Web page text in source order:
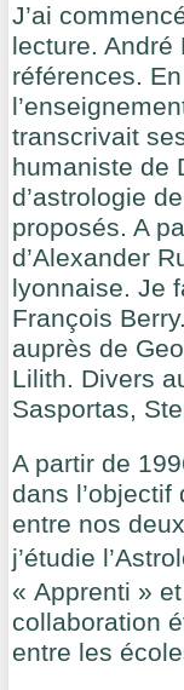
J’ai
lecture. André
références.
transcrivait
humaniste de
d’astrologie
proposés. A
d’Alexander
lyonnaise. Je
François
auprès de
Lilith. Divers
Sasportas,
A partir de
dans
entre nos
j’étudie
« Apprenti »
collaboration
entre les